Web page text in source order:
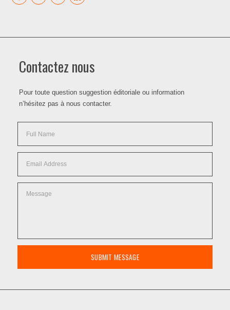
Contactez nous
Pour toute question suggestion éditoriale ou information
n’hésitez pas à nous contacter.
SUBMIT MESSAGE